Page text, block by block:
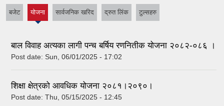
बजेट योजना सार्वजनिक खरिद द्रुत लिंक टुल्सहरु
बाल विवाह अत्यका लागी पन्च बर्षिय रणनितीक योजना २०८२-०८६ ।
Post date: Sun, 06/01/2025 - 17:02
शिक्षा क्षेत्रको आवधिक योजना २०८१।२०९०।
Post date: Thu, 05/15/2025 - 12:45